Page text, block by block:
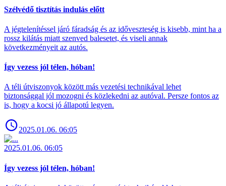
Szélvédő tisztítás indulás előtt
A jégtelenítéssel járó fáradság és az időveszteség is kisebb, mint ha a
rossz kilátás miatt szenved balesetet, és viseli annak
következményeit az autós.
Így vezess jól télen, hóban!
A téli útviszonyok között más vezetési technikával lehet
biztonsággal jól mozogni és közlekedni az autóval. Persze fontos az
is, hogy a kocsi jó állapotú legyen.
2025.01.06. 06:05
2025.01.06. 06:05
Így vezess jól télen, hóban!